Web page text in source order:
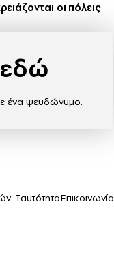
οι πόλεις
ένα ψευδώνυμο.
ΤαυτότηταΕπικοινωνία